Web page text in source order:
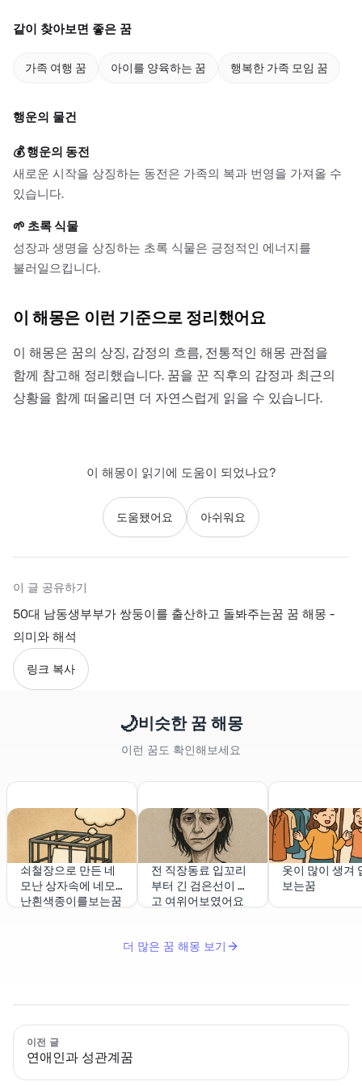
같이 찾아보면 좋은 꿈
가족 여행 꿈 아이를 양육하는 꿈 행복한 가족 모임 꿈
행운의 물건
💰행운의 동전
새로운 시작을 상징하는 동전은 가족의 복과 번영을 가져올 수
있습니다.
🌱 초록 식물
성장과 생명을 상징하는 초록 식물은 긍정적인 에너지를
불러일으킵니다.
이 해몽은 이런 기준으로 정리했어요
이 해몽은 꿈의 상징, 감정의 흐름, 전통적인 해몽 관점을
함께 참고해 정리했습니다. 꿈을 꾼 직후의 감정과 최근의
상황을 함께 떠올리면 더 자연스럽게 읽을 수 있습니다.
이 해몽이 읽기에 도움이 되었나요?
도움됐어요 아쉬워요
이 글 공유하기
50대 남동생부부가 쌍둥이를 출산하고 돌봐주는꿈 꿈 해몽 -
의미와 해석
링크 복사
🌙비슷한 꿈 해몽
이런 꿈도 확인해보세요
쇠철장으로 만든 네
모난 상자속에 네모
난흰색종이를보는꿈
전 직장동료 입꼬리
부터 긴 검은선이 있
고 여위어보였어요
옷이 많이 생겨
보는꿈
더 많은 꿈 해몽 보기
이전 글
연애인과 성관계꿈